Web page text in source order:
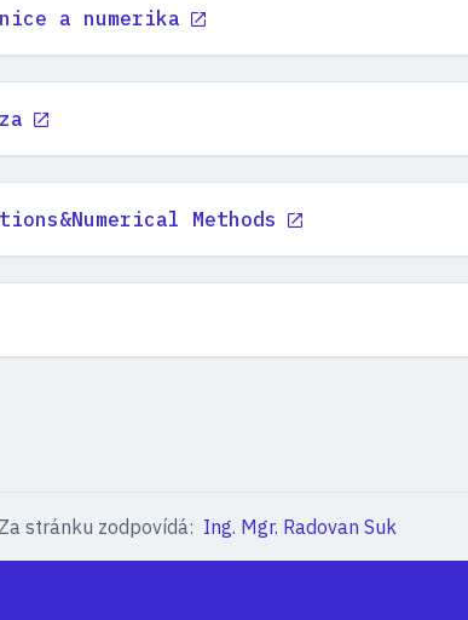
a numerika
Methods
Za stránku zodpovídá: Ing. Mgr. Radovan Suk